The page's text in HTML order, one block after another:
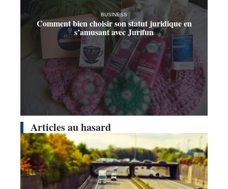
BUSINESS
Comment bien choisir son statut juridique en
s’amusant avec Jurifun
Articles au hasard